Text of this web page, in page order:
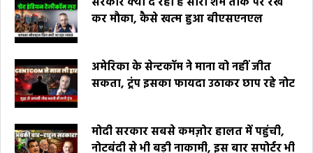
कर मौका, कैसे खत्म हुआ बीएसएनएल
अमेरिका के सेन्टकॉम ने माना वो नहीं जीत
सकता, ट्रंप इसका फायदा उठाकर छाप रहे नोट
मोदी सरकार सबसे कमज़ोर हालत में पहुंची,
नोटबंदी से भी बड़ी नाकामी, इस बार सपोर्टर भी